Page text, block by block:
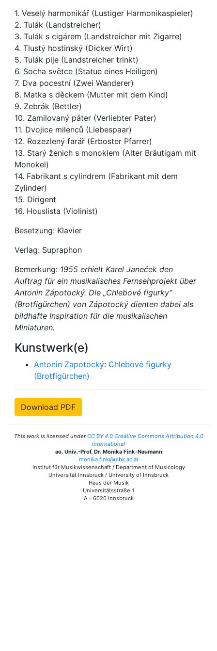
1. Veselý harmonikář (Lustiger Harmonikaspieler)
2. Tulák (Landstreicher)
3. Tulák s cigárem (Landstreicher mit Zigarre)
4. Tlustý hostinský (Dicker Wirt)
5. Tulák pije (Landstreicher trinkt)
6. Socha světce (Statue eines Heiligen)
7. Dva pocestní (Zwei Wanderer)
8. Matka s děckem (Mutter mit dem Kind)
9. Zebrák (Bettler)
10. Zamilovaný páter (Verliebter Pater)
11. Dvojice milenců (Liebespaar)
12. Rozezlený farář (Erboster Pfarrer)
13. Starý ženich s monoklem (Alter Bräutigam mit
Monokel)
14. Fabrikant s cylindrem (Fabrikant mit dem
Zylinder)
15. Dirigent
16. Houslista (Violinist)
Besetzung: Klavier
Verlag: Supraphon
Bemerkung: 1955 erhielt Karel Janeček den
Auftrag für ein musikalisches Fernsehprojekt über
Antonin Zápotocký. Die „Chlebové figurky“
(Brotfigürchen) von Zápotocký dienten dabei als
bildhafte Inspiration für die musikalischen
Miniaturen.
Kunstwerk(e)
Antonin Zapotocký: Chlebové figurky
(Brotfigürchen)
Download PDF
This work is licensed underCC BY 4.0 Creative Commons Attribution 4.0
International
ao. Univ.-Prof. Dr. Monika Fink-Naumann
monika.fink@uibk.ac.at
Institut für Musikwissenschaft / Department of Musicology
Universität Innsbruck / University of Innsbruck
Haus der Musik
Universitätsstraße 1
A - 6020 Innsbruck